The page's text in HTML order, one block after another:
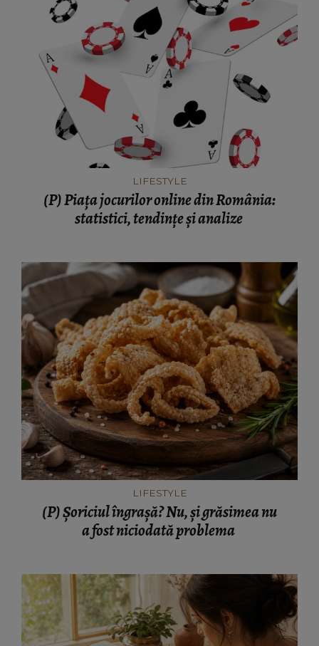
LIFESTYLE
(P) Piața jocurilor online din România:
statistici, tendințe și analize
LIFESTYLE
(P) Șoriciul îngrașă? Nu, și grăsimea nu
a fost niciodată problema